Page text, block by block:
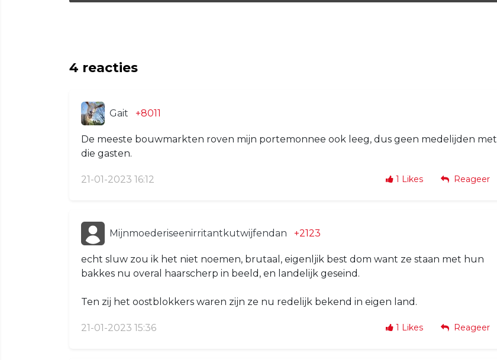
4 reacties
Gait +8011
De meeste bouwmarkten roven mijn portemonnee ook leeg, dus geen medelijden met
die gasten.
21-01-2023 16:12 1 Likes Reageer
Mijnmoederiseenirritantkutwijfendan +2123
echt sluw zou ik het niet noemen, brutaal, eigenljik best dom want ze staan met hun
bakkes nu overal haarscherp in beeld, en landelijk geseind.
Ten zij het oostblokkers waren zijn ze nu redelijk bekend in eigen land.
21-01-2023 15:36 1 Likes Reageer